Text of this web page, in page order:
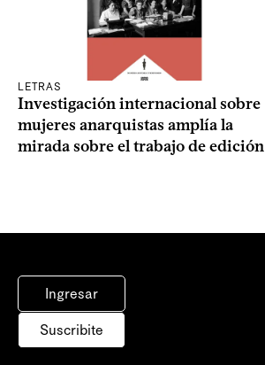
LETRAS
Investigación internacional sobre
mujeres anarquistas amplía la
mirada sobre el trabajo de edición
Ingresar
Suscribite